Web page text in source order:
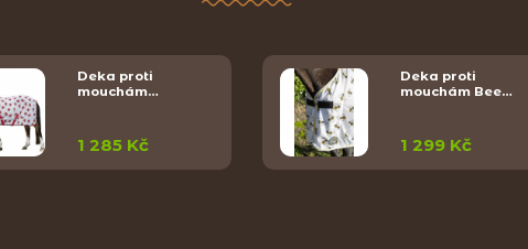
Deka proti
mouchám…
1 285 Kč
Deka proti
mouchám Bee…
1 299 Kč